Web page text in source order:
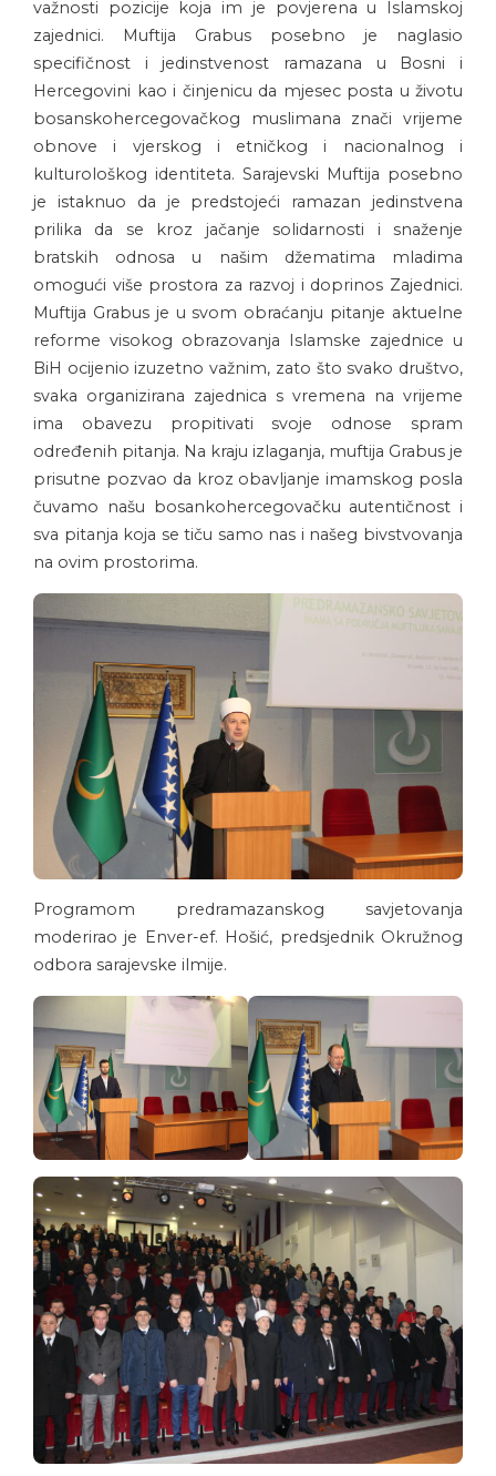
važnosti pozicije koja im je povjerena u Islamskoj
zajednici. Muftija Grabus posebno je naglasio
specifičnost i jedinstvenost ramazana u Bosni i
Hercegovini kao i činjenicu da mjesec posta u životu
bosanskohercegovačkog muslimana znači vrijeme
obnove i vjerskog i etničkog i nacionalnog i
kulturološkog identiteta. Sarajevski Muftija posebno
je istaknuo da je predstojeći ramazan jedinstvena
prilika da se kroz jačanje solidarnosti i snaženje
bratskih odnosa u našim džematima mladima
omogući više prostora za razvoj i doprinos Zajednici.
Muftija Grabus je u svom obraćanju pitanje aktuelne
reforme visokog obrazovanja Islamske zajednice u
BiH ocijenio izuzetno važnim, zato što svako društvo,
svaka organizirana zajednica s vremena na vrijeme
ima obavezu propitivati svoje odnose spram
određenih pitanja. Na kraju izlaganja, muftija Grabus je
prisutne pozvao da kroz obavljanje imamskog posla
čuvamo našu bosankohercegovačku autentičnost i
sva pitanja koja se tiču samo nas i našeg bivstvovanja
na ovim prostorima.
Programom predramazanskog savjetovanja
moderirao je Enver-ef. Hošić, predsjednik Okružnog
odbora sarajevske ilmije.